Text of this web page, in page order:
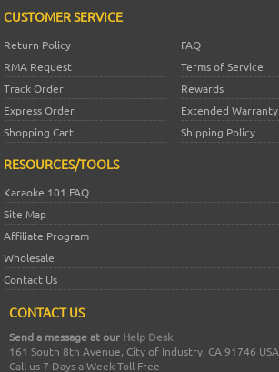
CUSTOMER SERVICE
Return Policy
FAQ
RMA Request
Terms of Service
Track Order
Rewards
Express Order
Extended Warranty
Shopping Cart
Shipping Policy
RESOURCES/TOOLS
Karaoke 101 FAQ
Site Map
Affiliate Program
Wholesale
Contact Us
CONTACT US
Send a message at our Help Desk
161 South 8th Avenue, City of Industry, CA 91746 USA
Call us 7 Days a Week Toll Free